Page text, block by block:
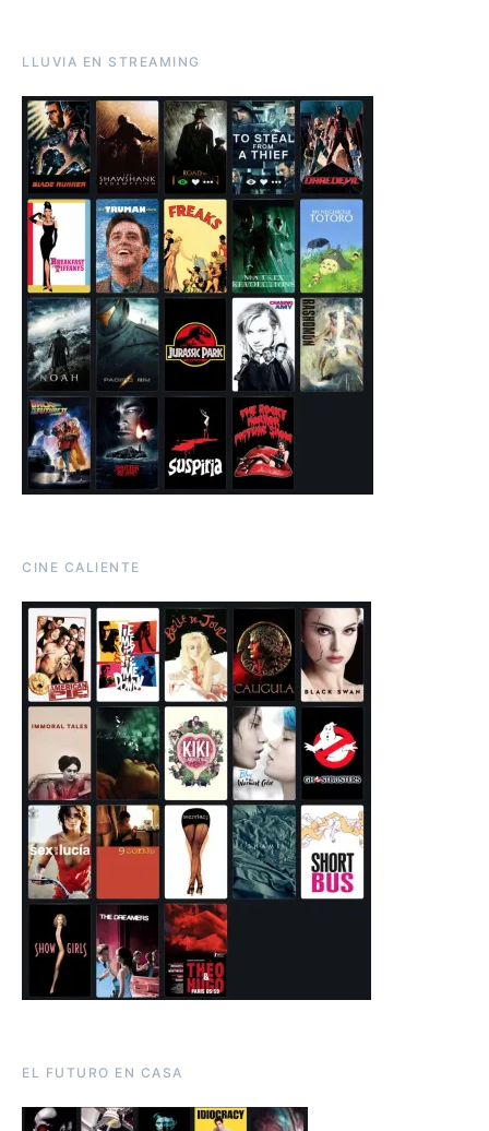
LLUVIA EN STREAMING
CINE CALIENTE
EL FUTURO EN CASA